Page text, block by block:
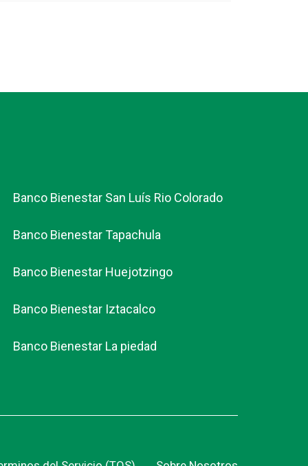
Banco Bienestar San Luís Rio Colorado
Banco Bienestar Tapachula
Banco Bienestar Huejotzingo
Banco Bienestar Iztacalco
Banco Bienestar La piedad